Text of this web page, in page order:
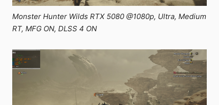
Monster Hunter Wilds RTX 5080 @1080p, Ultra, Medium
RT, MFG ON, DLSS 4 ON